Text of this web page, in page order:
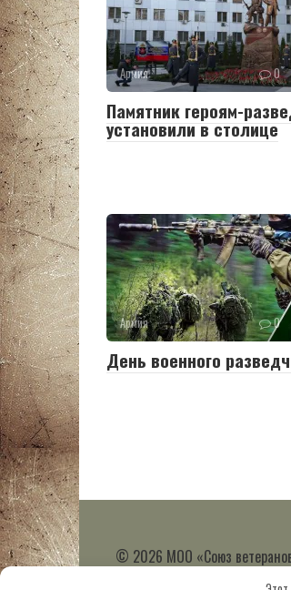
Армия 0
Памятник героям-
установили в столице
Армия 0
День военного
© 2026 МОО «Союз